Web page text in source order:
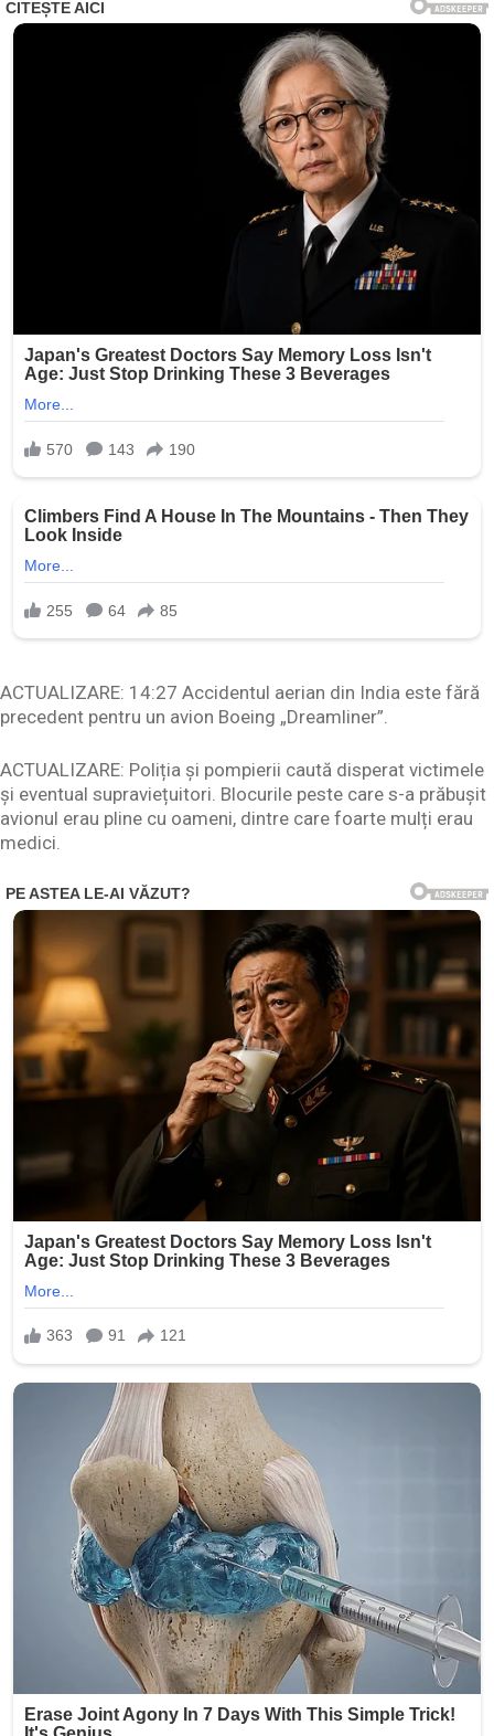
ACTUALIZARE: 14:27 Accidentul aerian din India este fără
precedent pentru un avion Boeing „Dreamliner”.
ACTUALIZARE: Poliția și pompierii caută disperat victimele
și eventual supraviețuitori. Blocurile peste care s-a prăbușit
avionul erau pline cu oameni, dintre care foarte mulți erau
medici.